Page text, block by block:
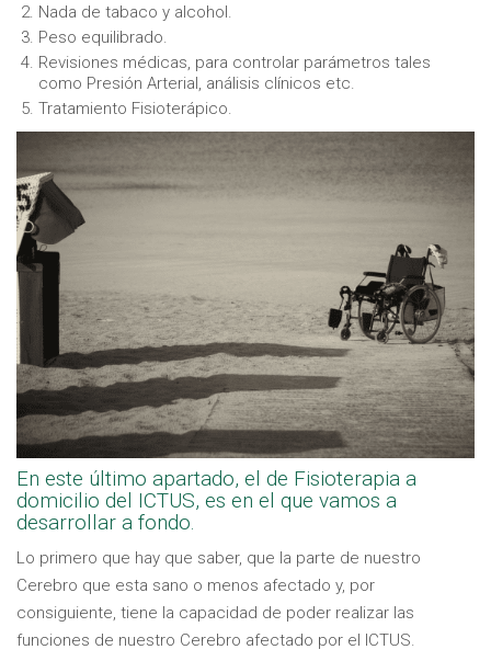
Nada de tabaco y alcohol.
Peso equilibrado.
Revisiones médicas, para controlar parámetros tales
como Presión Arterial, análisis clínicos etc.
Tratamiento Fisioterápico.
En este último apartado, el de Fisioterapia a
domicilio del ICTUS, es en el que vamos a
desarrollar a fondo.
Lo primero que hay que saber, que la parte de nuestro
Cerebro que esta sano o menos afectado y, por
consiguiente, tiene la capacidad de poder realizar las
funciones de nuestro Cerebro afectado por el ICTUS.